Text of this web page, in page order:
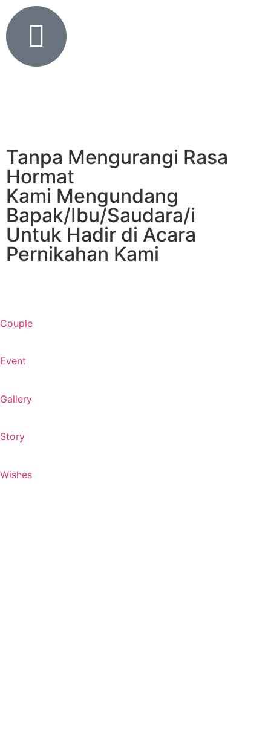
Tanpa Mengurangi Rasa
Hormat
Kami Mengundang
Bapak/Ibu/Saudara/i
Untuk Hadir di Acara
Pernikahan Kami
Couple
Event
Gallery
Story
Wishes